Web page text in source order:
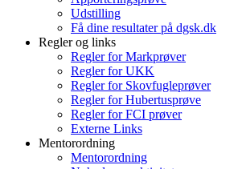
Udstilling
Få dine resultater på dgsk.dk
Regler og links
Regler for Markprøver
Regler for UKK
Regler for Skovfugleprøver
Regler for Hubertusprøve
Regler for FCI prøver
Externe Links
Mentorordning
Mentorordning